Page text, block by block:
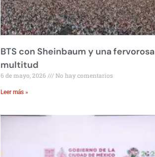
BTS con Sheinbaum y una fervorosa
multitud
6 de mayo, 2026 No hay comentarios
Leer más »